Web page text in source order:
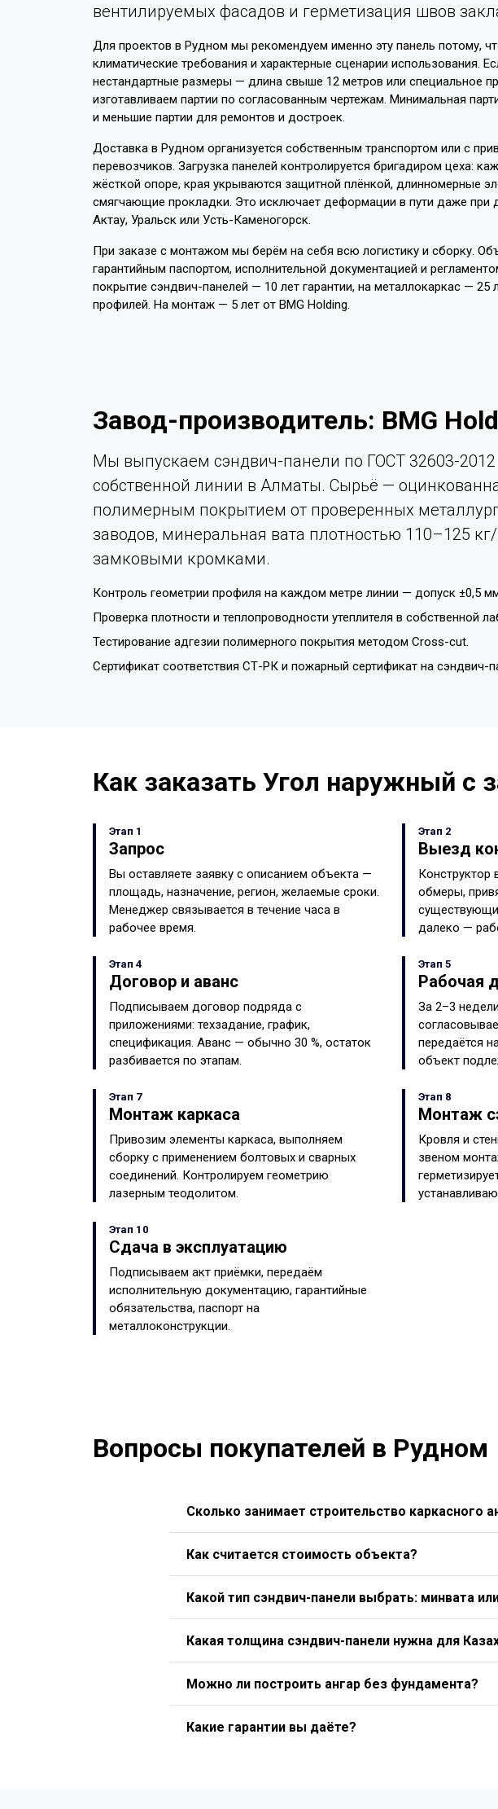
вентилируемых фасадов и герметизация швов
Для проектов в Рудном мы рекомендуем именно эту панель потому,
климатические требования и характерные сценарии использования.
нестандартные размеры — длина свыше 12 метров или специальное
изготавливаем партии по согласованным чертежам. Минимальная
и меньшие партии для ремонтов и достроек.
Доставка в Рудном организуется собственным транспортом или с
перевозчиков. Загрузка панелей контролируется бригадиром цеха:
жёсткой опоре, края укрываются защитной плёнкой, длинномерные
смягчающие прокладки. Это исключает деформации в пути даже при
Актау, Уральск или Усть-Каменогорск.
При заказе с монтажом мы берём на себя всю логистику и сборку.
гарантийным паспортом, исполнительной документацией и
покрытие сэндвич-панелей — 10 лет гарантии, на металлокаркас — 25
профилей. На монтаж — 5 лет от BMG Holding.
Завод-производитель: BMG
Мы выпускаем сэндвич-панели по ГОСТ 32603-2012
собственной линии в Алматы. Сырьё —
полимерным покрытием от проверенных
заводов, минеральная вата плотностью 110–125
замковыми кромками.
Контроль геометрии профиля на каждом метре линии — допуск ±0,5
Проверка плотности и теплопроводности утеплителя в собственной
Тестирование адгезии полимерного покрытия методом Cross-cut.
Сертификат соответствия СТ-РК и пожарный сертификат на
Как заказать Угол наружный с
Этап 1
Запрос
Вы оставляете заявку с описанием объекта —
площадь, назначение, регион, желаемые сроки.
Менеджер связывается в течение часа в
рабочее время.
Этап 2
Выезд
Конструктор
обмеры,
далеко —
Этап 4
Договор и аванс
Подписываем договор подряда с
приложениями: техзадание, график,
спецификация. Аванс — обычно 30 %, остаток
разбивается по этапам.
Этап 5
Рабочая
За 2–3
передаётся
объект
Этап 7
Монтаж каркаса
Привозим элементы каркаса, выполняем
сборку с применением болтовых и сварных
соединений. Контролируем геометрию
лазерным теодолитом.
Этап 8
Монтаж
Кровля и
звеном
Этап 10
Сдача в эксплуатацию
Подписываем акт приёмки, передаём
исполнительную документацию, гарантийные
обязательства, паспорт на
металлоконструкции.
Вопросы покупателей в Рудном
Сколько занимает строительство каркасного
Как считается стоимость объекта?
Какой тип сэндвич-панели выбрать: минвата
Какая толщина сэндвич-панели нужна для
Можно ли построить ангар без фундамента?
Какие гарантии вы даёте?